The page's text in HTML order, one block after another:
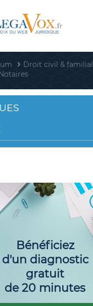
Droit civil & familial
Bénéficiez
d'un diagnostic
gratuit
de 20 minutes